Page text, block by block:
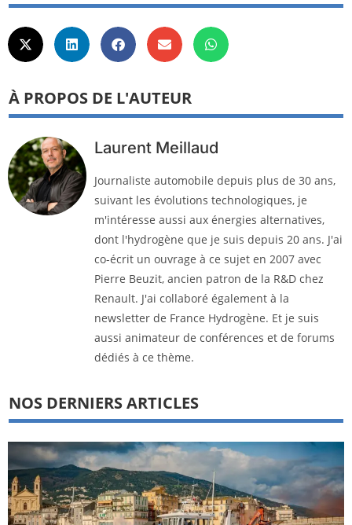
À PROPOS DE L'AUTEUR
Laurent Meillaud
Journaliste automobile depuis plus de 30 ans,
suivant les évolutions technologiques, je
m'intéresse aussi aux énergies alternatives,
dont l'hydrogène que je suis depuis 20 ans. J'ai
co-écrit un ouvrage à ce sujet en 2007 avec
Pierre Beuzit, ancien patron de la R&D chez
Renault. J'ai collaboré également à la
newsletter de France Hydrogène. Et je suis
aussi animateur de conférences et de forums
dédiés à ce thème.
NOS DERNIERS ARTICLES